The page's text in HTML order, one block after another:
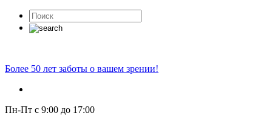
Более 50 лет заботы о вашем зрении!
Пн-Пт с 9:00 до 17:00